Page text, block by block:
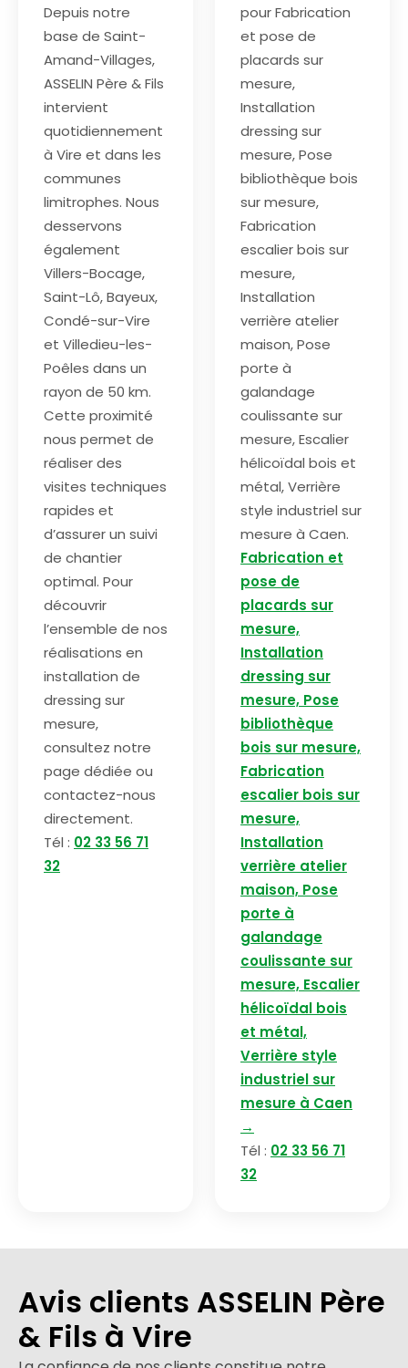
Depuis notre
base de Saint-
Amand-Villages,
ASSELIN Père & Fils
intervient
quotidiennement
à Vire et dans les
communes
limitrophes. Nous
desservons
également
Villers-Bocage,
Saint-Lô, Bayeux,
Condé-sur-Vire
et Villedieu-les-
Poêles dans un
rayon de 50 km.
Cette proximité
nous permet de
réaliser des
visites techniques
rapides et
d’assurer un suivi
de chantier
optimal. Pour
découvrir
l’ensemble de nos
réalisations en
installation de
dressing sur
mesure,
consultez notre
page dédiée ou
contactez-nous
directement.
Tél : 02 33 56 71
32
pour Fabrication
et pose de
placards sur
mesure,
Installation
dressing sur
mesure, Pose
bibliothèque bois
sur mesure,
Fabrication
escalier bois sur
mesure,
Installation
verrière atelier
maison, Pose
porte à
galandage
coulissante sur
mesure, Escalier
hélicoïdal bois et
métal, Verrière
style industriel sur
mesure à Caen.
Fabrication et
pose de
placards sur
mesure,
Installation
dressing sur
mesure, Pose
bibliothèque
bois sur mesure,
Fabrication
escalier bois sur
mesure,
Installation
verrière atelier
maison, Pose
porte à
galandage
coulissante sur
mesure, Escalier
hélicoïdal bois
et métal,
Verrière style
industriel sur
mesure à Caen
→
Tél : 02 33 56 71
32
Avis clients ASSELIN Père
& Fils à Vire